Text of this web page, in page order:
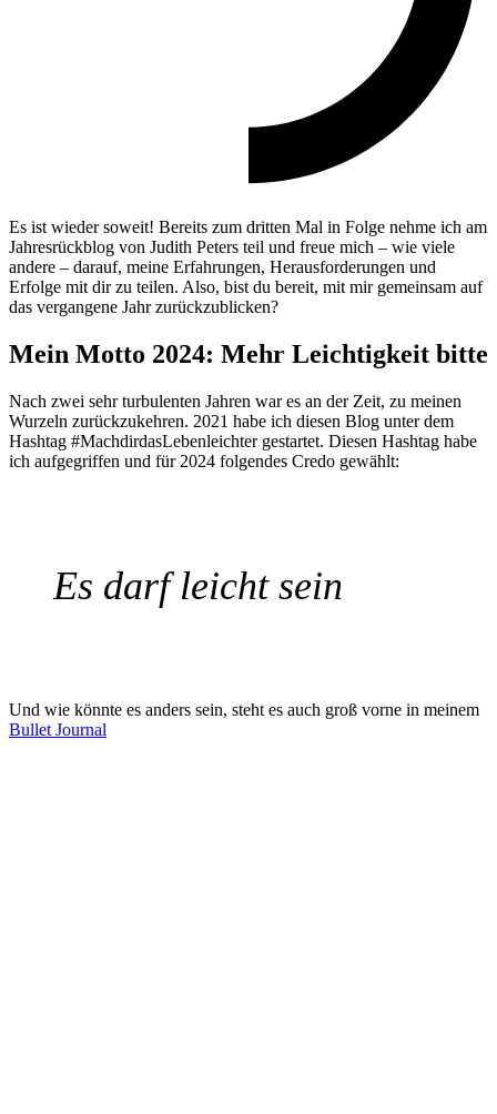
Es ist wieder soweit! Bereits zum dritten Mal in Folge nehme ich am
Jahresrückblog von Judith Peters teil und freue mich – wie viele
andere – darauf, meine Erfahrungen, Herausforderungen und
Erfolge mit dir zu teilen. Also, bist du bereit, mit mir gemeinsam auf
das vergangene Jahr zurückzublicken?
Mein Motto 2024: Mehr Leichtigkeit bitte
Nach zwei sehr turbulenten Jahren war es an der Zeit, zu meinen
Wurzeln zurückzukehren. 2021 habe ich diesen Blog unter dem
Hashtag #MachdirdasLebenleichter gestartet. Diesen Hashtag habe
ich aufgegriffen und für 2024 folgendes Credo gewählt:
Es darf leicht sein
Und wie könnte es anders sein, steht es auch groß vorne in meinem
Bullet Journal